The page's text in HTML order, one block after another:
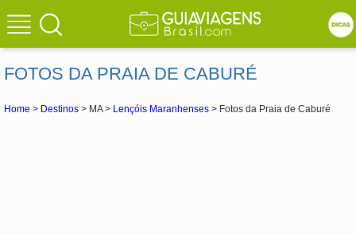
FOTOS DA PRAIA DE CABURÉ
Home > Destinos > MA > Lençóis Maranhenses > Fotos da Praia de Caburé